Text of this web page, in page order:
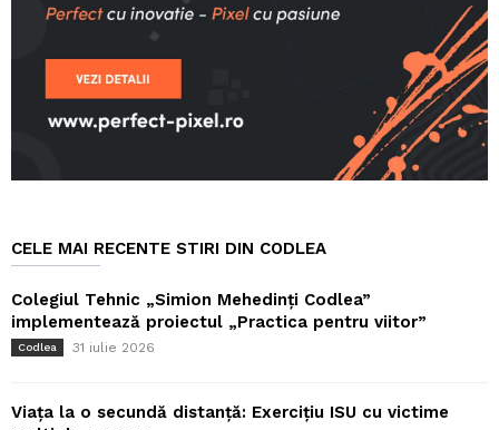
CELE MAI RECENTE STIRI DIN CODLEA
Colegiul Tehnic „Simion Mehedinți Codlea”
implementează proiectul „Practica pentru viitor”
Codlea 31 iulie 2026
Viața la o secundă distanță: Exercițiu ISU cu victime